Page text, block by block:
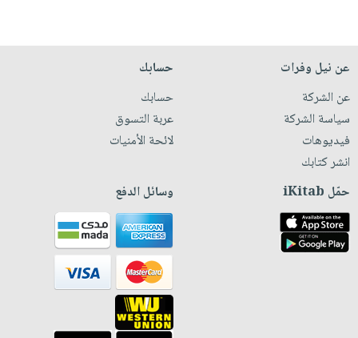
عن نيل وفرات
عن الشركة
سياسة الشركة
فيديوهات
انشر كتابك
حسابك
حسابك
عربة التسوق
لائحة الأمنيات
حمّل iKitab وسائل الدفع